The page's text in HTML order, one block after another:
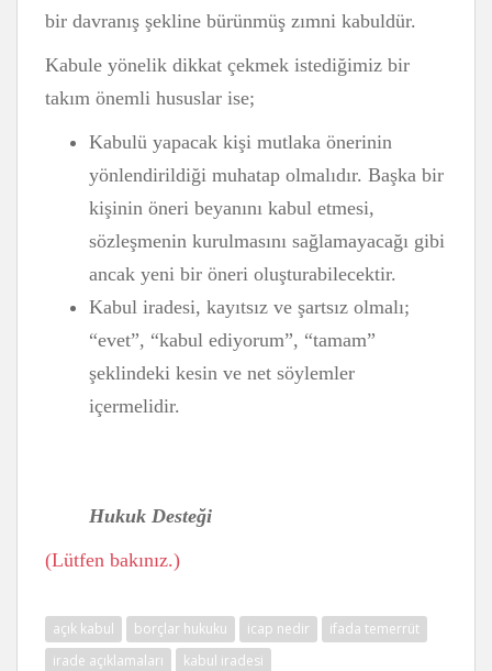
bir davranış şekline bürünmüş zımni kabuldür.
Kabule yönelik dikkat çekmek istediğimiz bir
takım önemli hususlar ise;
Kabulü yapacak kişi mutlaka önerinin
yönlendirildiği muhatap olmalıdır. Başka bir
kişinin öneri beyanını kabul etmesi,
sözleşmenin kurulmasını sağlamayacağı gibi
ancak yeni bir öneri oluşturabilecektir.
Kabul iradesi, kayıtsız ve şartsız olmalı;
“evet”, “kabul ediyorum”, “tamam”
şeklindeki kesin ve net söylemler
içermelidir.
Hukuk Desteği
(Lütfen bakınız.)
açık kabul borçlar hukuku icap nedir
ifada temerrüt
irade açıklamaları
kabul iradesi